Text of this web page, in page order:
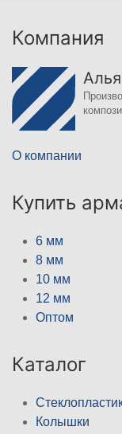
Компания
О компании
Купить
6 мм
8 мм
10 мм
12 мм
Оптом
Каталог
Колышки